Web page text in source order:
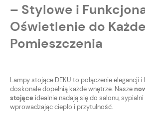
– Stylowe i
Oświetlenie do
Pomieszczenia
Lampy stojące DEKU to połączenie elegancji
doskonale dopełnią każde wnętrze. Nasze
stojące idealnie nadają się do salonu,
wprowadzając ciepło i przytulność.